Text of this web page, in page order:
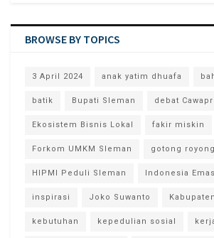
BROWSE BY TOPICS
3 April 2024 anak yatim dhuafa
batik Bupati Sleman debat
Ekosistem Bisnis Lokal fakir miskin
Forkom UMKM Sleman gotong royong
HIPMI Peduli Sleman Indonesia
inspirasi Joko Suwanto
kebutuhan kepedulian sosial